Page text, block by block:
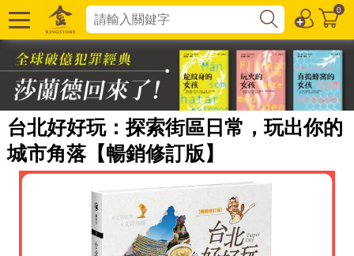
0
台北好好玩：探索街區日常，玩出你的
城市角落【暢銷修訂版】